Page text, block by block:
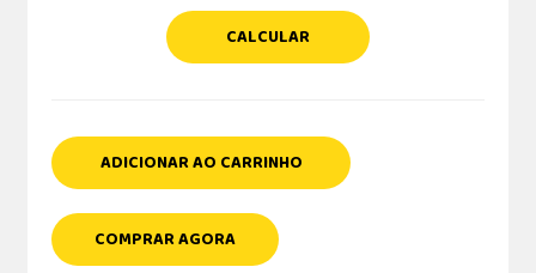
CALCULAR
ADICIONAR AO CARRINHO
COMPRAR AGORA